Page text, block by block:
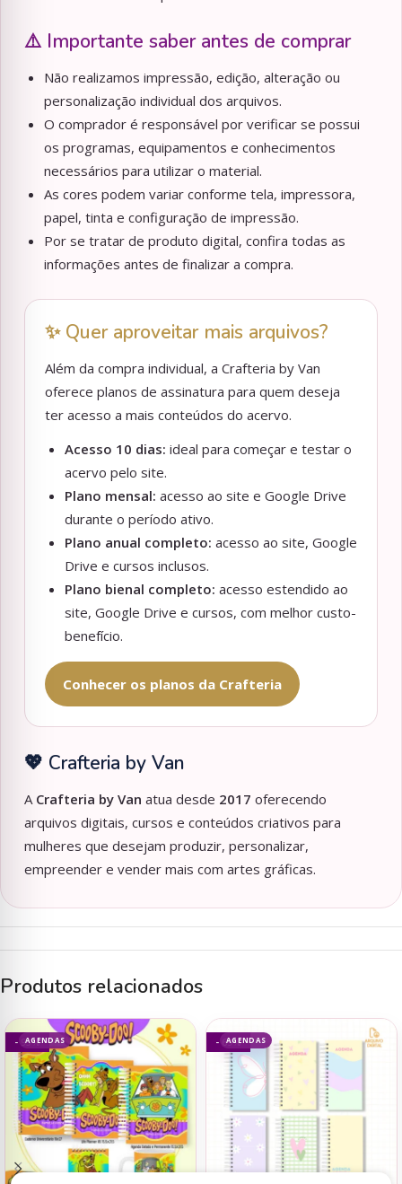
⚠️ Importante saber antes de comprar
Não realizamos impressão, edição, alteração ou
personalização individual dos arquivos.
O comprador é responsável por verificar se possui
os programas, equipamentos e conhecimentos
necessários para utilizar o material.
As cores podem variar conforme tela, impressora,
papel, tinta e configuração de impressão.
Por se tratar de produto digital, confira todas as
informações antes de finalizar a compra.
✨ Quer aproveitar mais arquivos?
Além da compra individual, a Crafteria by Van
oferece planos de assinatura para quem deseja
ter acesso a mais conteúdos do acervo.
Acesso 10 dias: ideal para começar e testar o
acervo pelo site.
Plano mensal: acesso ao site e Google Drive
durante o período ativo.
Plano anual completo: acesso ao site, Google
Drive e cursos inclusos.
Plano bienal completo: acesso estendido ao
site, Google Drive e cursos, com melhor custo-
benefício.
Conhecer os planos da Crafteria
💖 Crafteria by Van
A Crafteria by Van atua desde 2017 oferecendo
arquivos digitais, cursos e conteúdos criativos para
mulheres que desejam produzir, personalizar,
empreender e vender mais com artes gráficas.
Produtos relacionados
AGENDAS
- 93% AGENDAS
- 69%